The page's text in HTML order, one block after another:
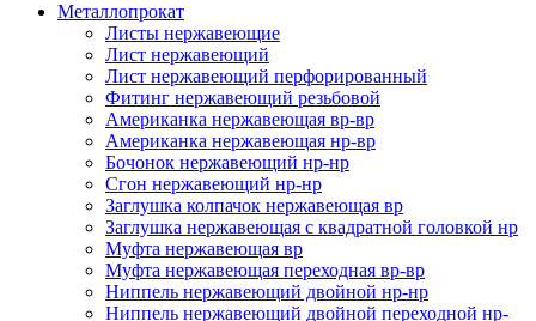
Металлопрокат
Листы нержавеющие
Лист нержавеющий
Лист нержавеющий перфорированный
Фитинг нержавеющий резьбовой
Американка нержавеющая вр-вр
Американка нержавеющая нр-вр
Бочонок нержавеющий нр-нр
Сгон нержавеющий нр-нр
Заглушка колпачок нержавеющая вр
Заглушка нержавеющая с квадратной головкой нр
Муфта нержавеющая вр
Муфта нержавеющая переходная вр-вр
Ниппель нержавеющий двойной нр-нр
Ниппель нержавеющий двойной переходной нр-